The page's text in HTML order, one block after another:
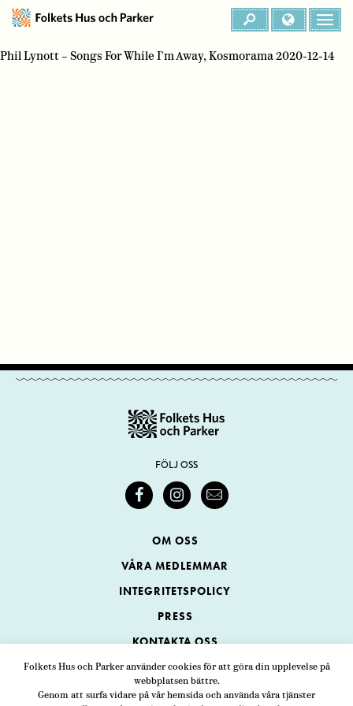
Folkets Hus och Parker använder cookies för att göra din upplevelse på
webbplatsen bättre.
Genom att surfa vidare på vår hemsida och använda våra tjänster
Phil Lynott – Songs For While I’m Away, Kosmorama 2020-12-14
FÖLJ OSS
OM OSS
VÅRA MEDLEMMAR
INTEGRITETSPOLICY
PRESS
KONTAKTA OSS
Folkets Hus och Parker